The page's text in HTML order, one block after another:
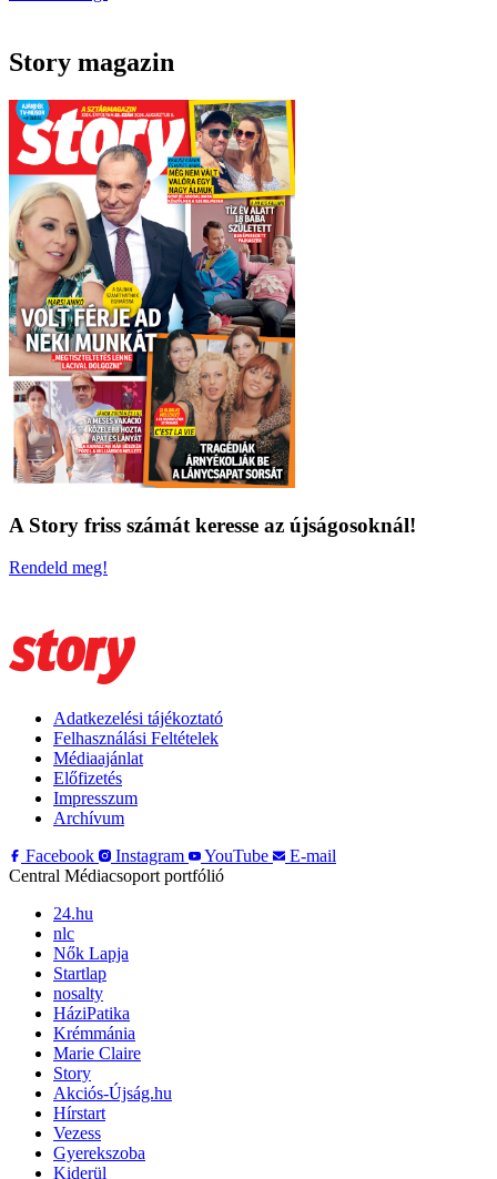
Story magazin
A Story friss számát keresse az újságosoknál!
Rendeld meg!
Adatkezelési tájékoztató
Felhasználási Feltételek
Médiaajánlat
Előfizetés
Impresszum
Archívum
Facebook
Instagram YouTube
E-mail
Central Médiacsoport portfólió
24.hu
nlc
Nők Lapja
Startlap
nosalty
HáziPatika
Krémmánia
Marie Claire
Story
Akciós-Újság.hu
Hírstart
Vezess
Gyerekszoba
Kiderül